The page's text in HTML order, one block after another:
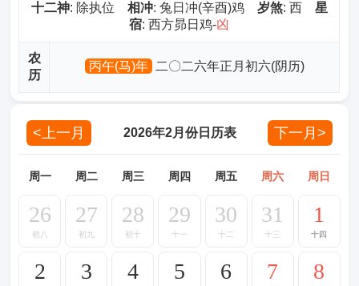
十二神: 除执位 相冲: 兔日冲(辛酉)鸡 岁煞: 西 星
宿: 西方昴日鸡-凶
农
历
丙午(马)年 二〇二六年正月初六(阴历)
<上一月 2026年2月份日历表 下一月>
周一 周二 周三 周四 周五 周六 周日
26
初八
27
初九
28
初十
29
十一
30
十二
31
十三
1
十四
2 3 4 5 6 7 8